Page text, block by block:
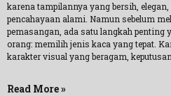
karena tampilannya yang bersih,
pencahayaan alami. Namun sebelum
pemasangan, ada satu langkah penting
orang: memilih jenis kaca yang tepat.
karakter visual yang beragam,
Read More »